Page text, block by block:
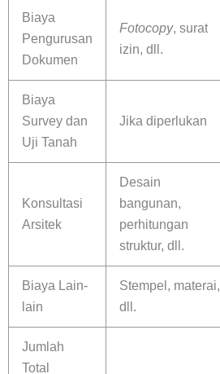
Biaya
Pengurusan
Dokumen
Fotocopy, surat
izin, dll.
Biaya
Survey dan
Uji Tanah
Jika diperlukan
Konsultasi
Arsitek
Desain
bangunan,
perhitungan
struktur, dll.
Biaya Lain-
lain
Stempel, materai,
dll.
Jumlah
Total